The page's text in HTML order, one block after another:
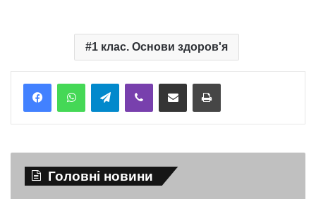
1 клас. Основи здоров'я
TelegramViber Надіслати електронною поштоюНадрукувати
Головні новини